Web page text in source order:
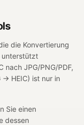
die Konvertierung
unterstützt
nach JPG/PNG/PDF,
HEIC) ist nur in
Sie einen
dessen